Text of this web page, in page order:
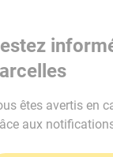
êtes avertis en
aux